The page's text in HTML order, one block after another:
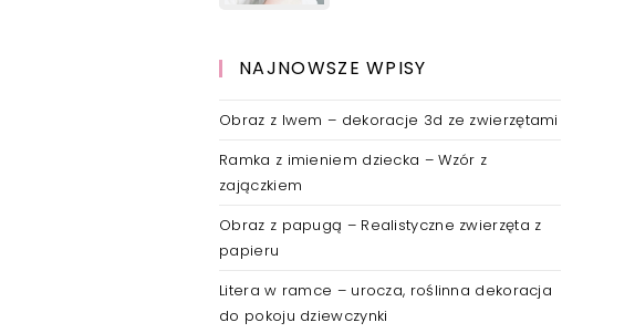
NAJNOWSZE WPISY
Obraz z lwem – dekoracje 3d ze zwierzętami
Ramka z imieniem dziecka – Wzór z
zajączkiem
Obraz z papugą – Realistyczne zwierzęta z
papieru
Litera w ramce – urocza, roślinna dekoracja
do pokoju dziewczynki